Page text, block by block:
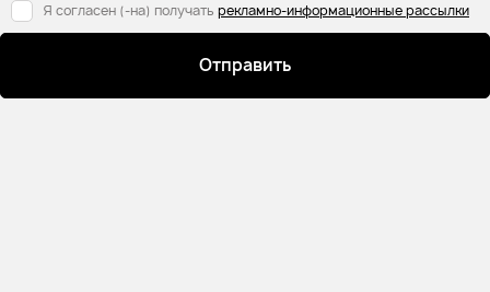
Я согласен (-на) получать рекламно-информационные рассылки
Отправить